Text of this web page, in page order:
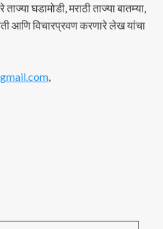
घडामोडी, मराठी ताज्या बातम्या,
आणि विचारप्रवण करणारे लेख यांचा
,